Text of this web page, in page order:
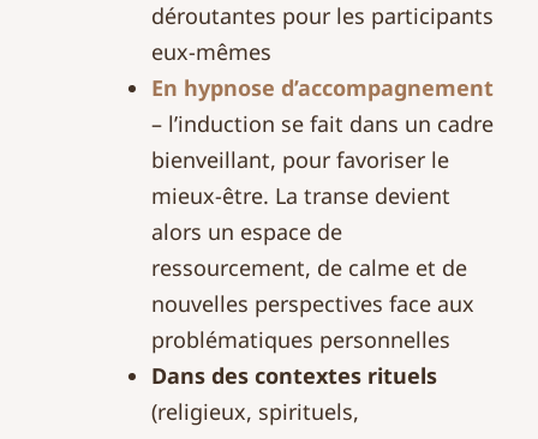
déroutantes pour les participants
eux-mêmes
En hypnose d’accompagnement
– l’induction se fait dans un cadre
bienveillant, pour favoriser le
mieux-être. La transe devient
alors un espace de
ressourcement, de calme et de
nouvelles perspectives face aux
problématiques personnelles
Dans des contextes rituels
(religieux, spirituels,